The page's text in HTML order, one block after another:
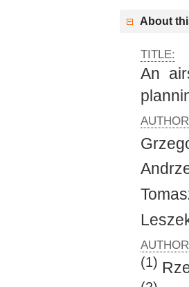
About
TITLE:
An
(1)